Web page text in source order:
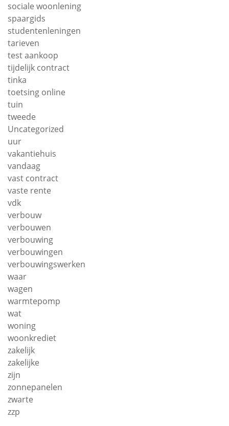
sociale woonlening
spaargids
studentenleningen
tarieven
test aankoop
tijdelijk contract
tinka
toetsing online
tuin
tweede
Uncategorized
uur
vakantiehuis
vandaag
vast contract
vaste rente
vdk
verbouw
verbouwen
verbouwing
verbouwingen
verbouwingswerken
waar
wagen
warmtepomp
wat
woning
woonkrediet
zakelijk
zakelijke
zijn
zonnepanelen
zwarte
zzp